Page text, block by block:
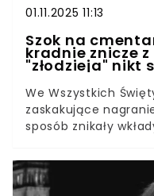
01.11.2025 11:13
Szok na
kradnie znicze
"złodzieja" nikt
We Wszystkich
zaskakujące
sposób znikały
takiego wydarzyło